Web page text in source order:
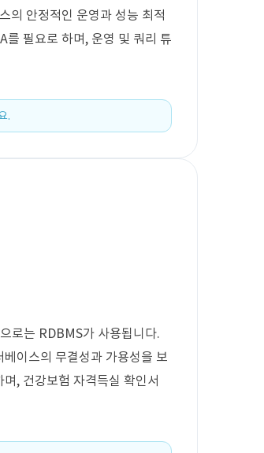
의 안정적인 운영과 성능 최적
를 필요로 하며, 운영 및 쿼리 튜
.
로는 RDBMS가 사용됩니다.
이스의 무결성과 가용성을 보
, 건강보험 자격득실 확인서